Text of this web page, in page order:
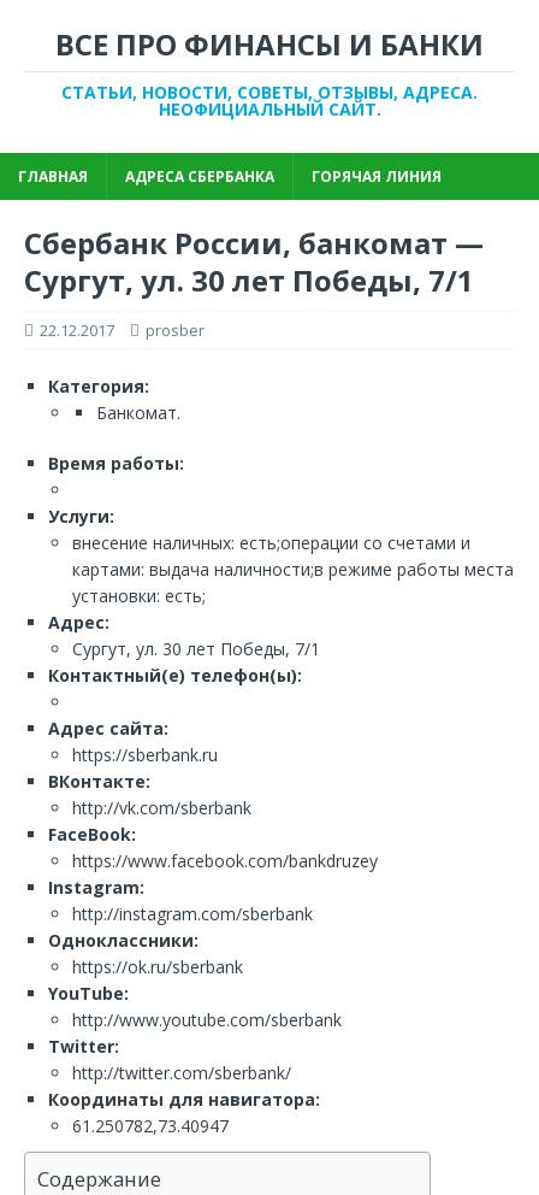
ВСЕ ПРО ФИНАНСЫ И БАНКИ
СТАТЬИ, НОВОСТИ, СОВЕТЫ, ОТЗЫВЫ, АДРЕСА.
НЕОФИЦИАЛЬНЫЙ САЙТ.
ГЛАВНАЯ АДРЕСА СБЕРБАНКА ГОРЯЧАЯ ЛИНИЯ
Сбербанк России, банкомат —
Сургут, ул. 30 лет Победы, 7/1
22.12.2017 prosber
Категория:
Банкомат.
Время работы:
Услуги:
внесение наличных: есть;операции со счетами и
картами: выдача наличности;в режиме работы места
установки: есть;
Адрес:
Сургут, ул. 30 лет Победы, 7/1
Контактный(е) телефон(ы):
Адрес сайта:
https://sberbank.ru
ВКонтакте:
http://vk.com/sberbank
FaceBook:
https://www.facebook.com/bankdruzey
Instagram:
http://instagram.com/sberbank
Одноклассники:
https://ok.ru/sberbank
YouTube:
http://www.youtube.com/sberbank
Twitter:
http://twitter.com/sberbank/
Координаты для навигатора:
61.250782,73.40947
Содержание